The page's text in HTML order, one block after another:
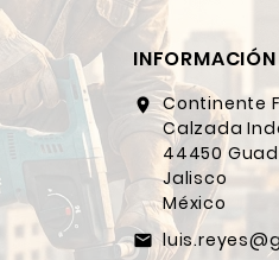
location_on Continente
Calzada
44450
Jalisco
México
email